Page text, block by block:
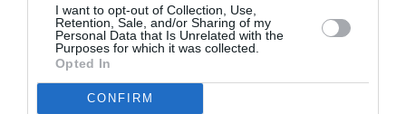
I want to opt-out of Collection, Use,
Retention, Sale, and/or Sharing of my
Personal Data that Is Unrelated with the
Purposes for which it was collected.
Opted In
CONFIRM
rezoluţia adoptată
AȚI PUTEA DORI DE
ASEMENEA